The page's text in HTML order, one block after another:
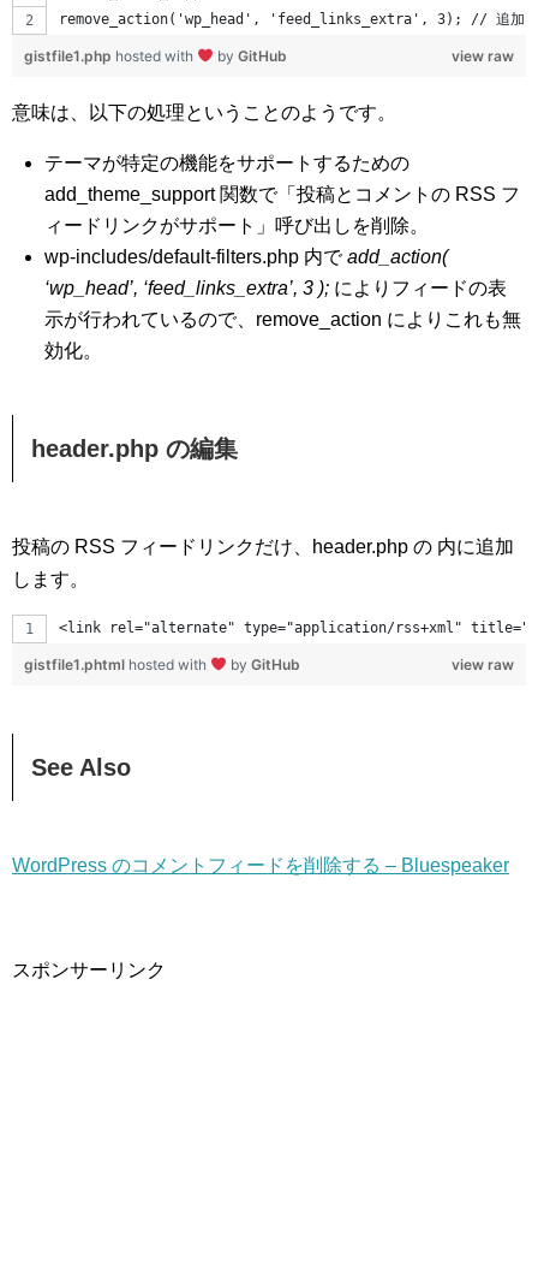
remove_action('wp_head', 'feed_links_extra', 3); // 追加
view raw
gistfile1.php hosted with by GitHub
意味は、以下の処理ということのようです。
テーマが特定の機能をサポートするための
add_theme_support 関数で「投稿とコメントの RSS フ
ィードリンクがサポート」呼び出しを削除。
wp-includes/default-filters.php 内でadd_action(
‘wp_head’, ‘feed_links_extra’, 3 ); によりフィードの表
示が行われているので、remove_action によりこれも無
効化。
header.php の編集
投稿の RSS フィードリンクだけ、header.php の 内に追加
します。
<link rel="alternate" type="application/rss+xml"
view raw
gistfile1.phtml hosted with by GitHub
See Also
WordPress のコメントフィードを削除する – Bluespeaker
スポンサーリンク